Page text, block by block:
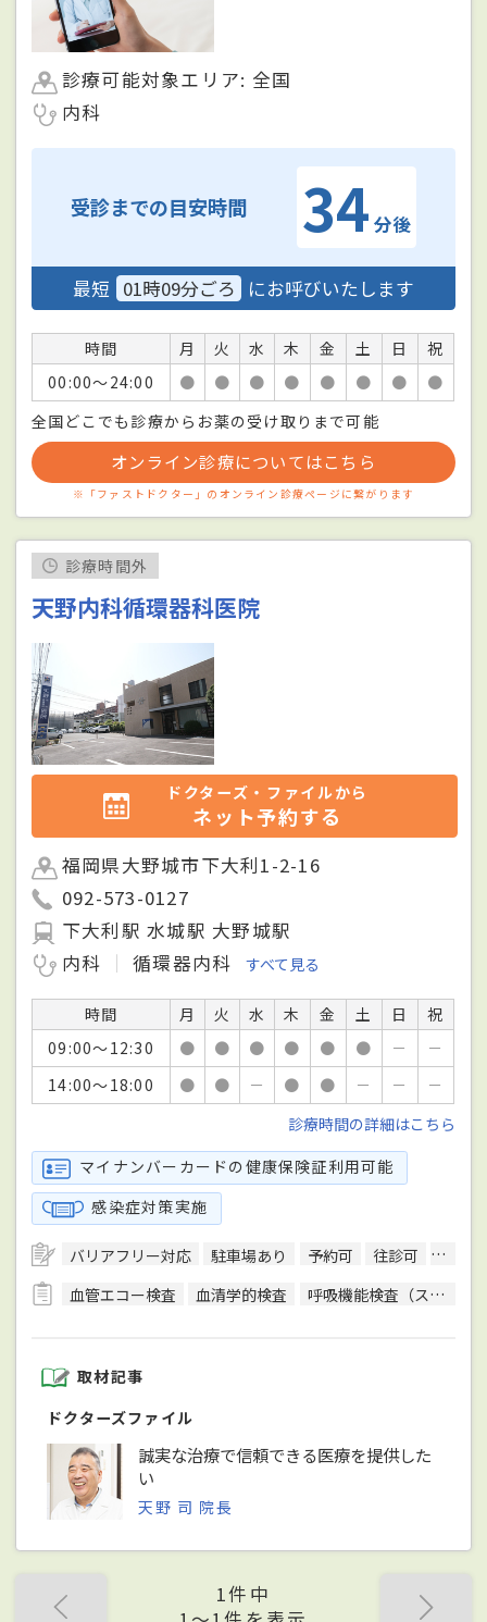
診療可能対象エリア: 全国
内科
受診までの目安時間 34 分後
最短 01時09分ごろ にお呼びいたします
時間 月 火 水 木 金 土 日
祝
00:00〜24:00
● ● ● ● ● ● ●
●
全国どこでも診療からお薬の受け取りまで可能
オンライン診療についてはこちら
※「ファストドクター」のオンライン診療ページに繋がります
診療時間外
天野内科循環器科医院
ドクターズ・ファイルから
ネット予約する
福岡県大野城市下大利1-2-16
092-573-0127
下大利駅 水城駅 大野城駅
内科
循環器内科 すべて見る
時間 月 火 水 木 金 土 日
祝
09:00～12:30
● ● ● ● ● ● －
－
14:00～18:00
● ● － ● ● － －
－
診療時間の詳細はこちら
マイナンバーカードの健康保険証利用可能
感染症対策実施
バリアフリー対応 駐車場あり 予約可 往診可
訪問
血管エコー検査
血清学的検査 呼吸機能検査（スパイロメトリー）
取材記事
ドクターズファイル
誠実な治療で信頼できる医療を提供した
い
天野 司 院長
1件中